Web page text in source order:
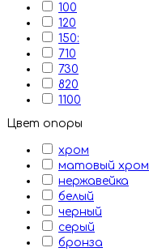
100
120
150:
710
730
820
1100
Цвет опоры
хром
матовый хром
нержавейка
белый
черный
серый
бронза